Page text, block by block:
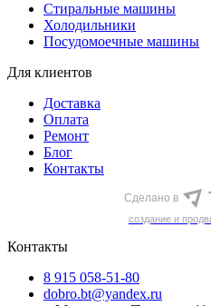
Стиральные машины
Холодильники
Посудомоечные машины
Для клиентов
Доставка
Оплата
Ремонт
Блог
Контакты
Сделано в
cоздание и
Контакты
8 915 058-51-80
dobro.bt@yandex.ru